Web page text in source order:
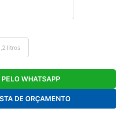
litros
WHATSAPP
DE ORÇAMENTO